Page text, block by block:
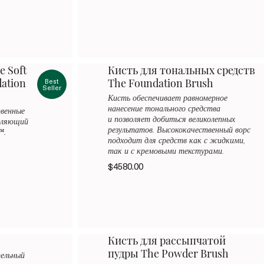
Best
Seller
Soft
Кисть для тональных средств
The Foundation Brush
Кисть обеспечивает равномерное
нанесение тонального средства
и позволяет добиться великолепных
результатов. Высококачественный ворс
подходит для средств как с жидкими,
так и с кремовыми текстурами.
$4580.00
Кисть для рассыпчатой
пудры The Powder Brush